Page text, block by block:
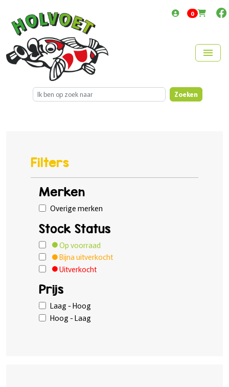
0items in cart
menu
Zoeken
Filters
Merken
Overige merken
Stock Status
Op voorraad
Bijna uitverkocht
Uitverkocht
Prijs
Laag - Hoog
Hoog - Laag